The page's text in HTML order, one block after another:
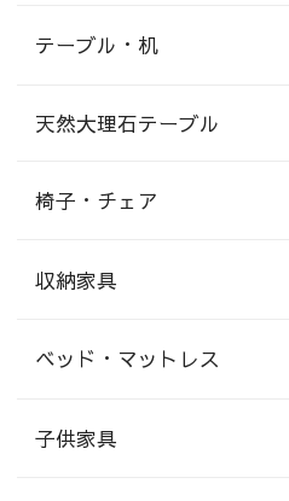
テーブル・机
天然大理石テーブル
椅子・チェア
収納家具
ベッド・マットレス
子供家具